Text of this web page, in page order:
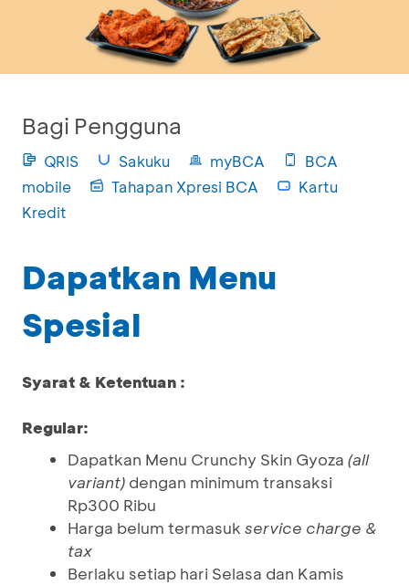
Bagi Pengguna
QRIS Sakuku myBCA
BCA
mobile
Tahapan Xpresi BCA
Kartu
Kredit
Dapatkan Menu
Spesial
Syarat & Ketentuan :
Regular:
Dapatkan Menu Crunchy Skin Gyoza (all
variant) dengan minimum transaksi
Rp300 Ribu
Harga belum termasuk service charge &
tax
Berlaku setiap hari Selasa dan Kamis